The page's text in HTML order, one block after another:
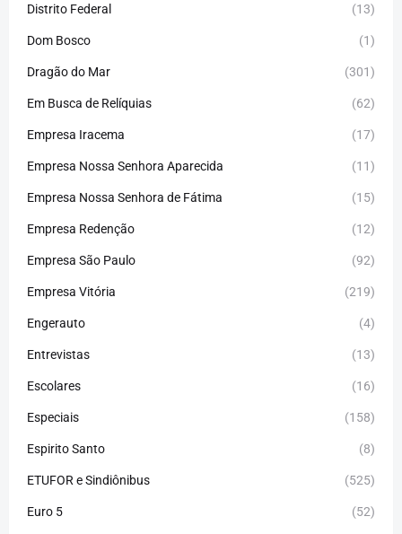
Distrito Federal (13)
Dom Bosco (1)
Dragão do Mar (301)
Em Busca de Relíquias (62)
Empresa Iracema (17)
Empresa Nossa Senhora Aparecida (11)
Empresa Nossa Senhora de Fátima (15)
Empresa Redenção (12)
Empresa São Paulo (92)
Empresa Vitória (219)
Engerauto (4)
Entrevistas (13)
Escolares (16)
Especiais (158)
Espirito Santo (8)
ETUFOR e Sindiônibus (525)
Euro 5 (52)